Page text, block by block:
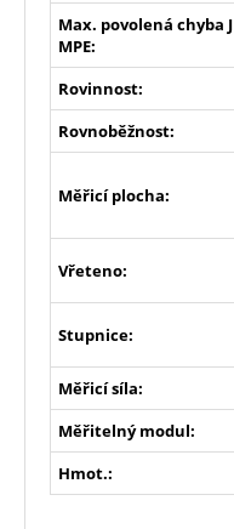
Max. povolená chyba J
MPE:
Rovinnost:
Rovnoběžnost:
Měřicí plocha:
Vřeteno:
Stupnice:
Měřicí síla:
Měřitelný modul:
Hmot.: